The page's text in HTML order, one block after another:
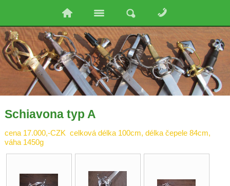
Schiavona typ A
cena 17.000,-CZK celková délka 100cm, délka čepele 84cm,
váha 1450g